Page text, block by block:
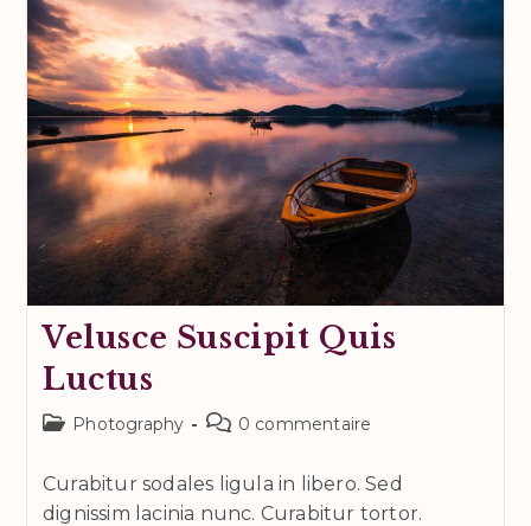
Velusce Suscipit Quis
Luctus
PostPhotography
Commentaires
publication :
0 commentaire
Curabitur sodales ligula in libero. Sed
dignissim lacinia nunc. Curabitur tortor.